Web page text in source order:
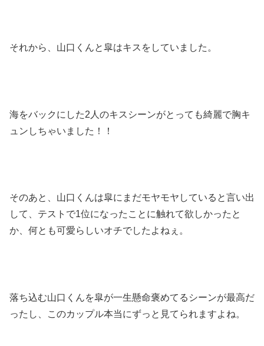
それから、山口くんと皐はキスをしていました。
海をバックにした2人のキスシーンがとっても綺麗で胸キ
ュンしちゃいました！！
そのあと、山口くんは皐にまだモヤモヤしていると言い出
して、テストで1位になったことに触れて欲しかったと
か、何とも可愛らしいオチでしたよねぇ。
落ち込む山口くんを皐が一生懸命褒めてるシーンが最高だ
ったし、このカップル本当にずっと見てられますよね。